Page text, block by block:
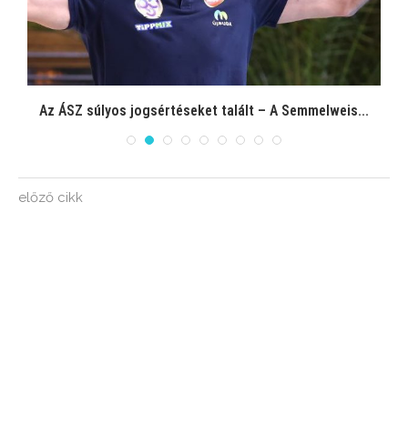
Az ÁSZ súlyos jogsértéseket talált – A Semmelweis...
előző cikk